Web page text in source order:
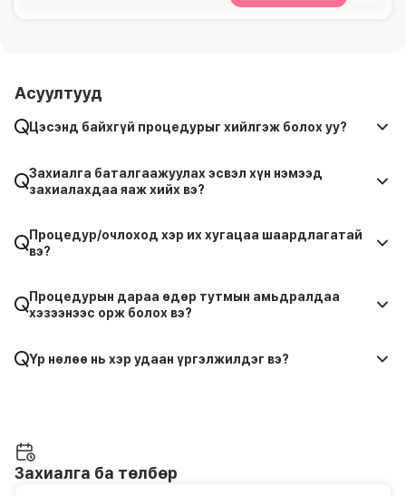
Асуултууд
Цэсэнд байхгүй процедурыг хийлгэж болох уу?
Захиалга баталгаажуулах эсвэл хүн нэмээд
захиалахдаа яаж хийх вэ?
Процедур/очлоход хэр их хугацаа шаардлагатай
вэ?
Процедурын дараа өдөр тутмын амьдралдаа
хэзээнээс орж болох вэ?
Үр нөлөө нь хэр удаан үргэлжилдэг вэ?
Захиалга ба төлбөр